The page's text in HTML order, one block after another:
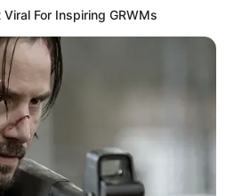
For Inspiring GRWMs